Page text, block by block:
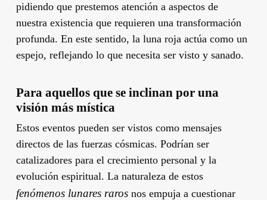
pidiendo que prestemos atención a aspectos de
nuestra existencia que requieren una transformación
profunda. En este sentido, la luna roja actúa como un
espejo, reflejando lo que necesita ser visto y sanado.
Para aquellos que se inclinan por una
visión más mística
Estos eventos pueden ser vistos como mensajes
directos de las fuerzas cósmicas. Podrían ser
catalizadores para el crecimiento personal y la
evolución espiritual. La naturaleza de estos
fenómenos lunares rarosnos empuja a cuestionar